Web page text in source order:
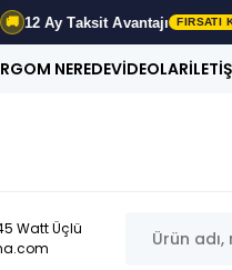
FIRSATI KAÇIRMA
NEREDEVİDEOLAR